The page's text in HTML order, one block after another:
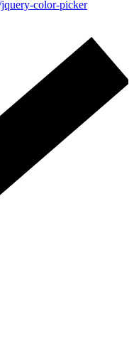
color-picker